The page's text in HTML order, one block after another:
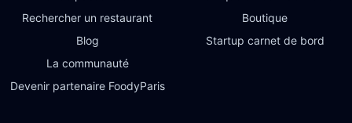
Rechercher un restaurant
Blog
La communauté
Devenir partenaire FoodyParis
Boutique
Startup carnet de bord